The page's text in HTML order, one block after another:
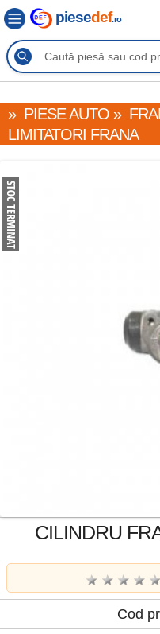
piesedef.ro
» PIESE AUTO »
LIMITATORI FRANA
CILINDRU
Cod